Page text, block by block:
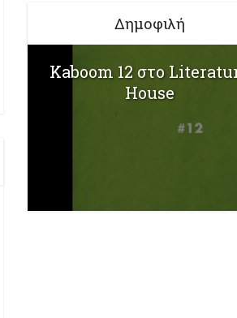
Δημοφιλή
Kaboom 12 στο
House